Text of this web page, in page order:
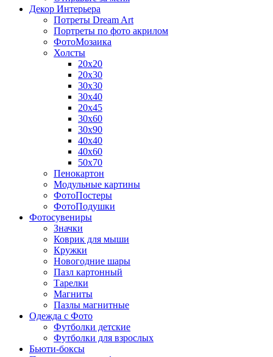
Декор Интерьера
Потреты Dream Art
Портреты по фото акрилом
ФотоМозаика
Холсты
20х20
20х30
30х30
30х40
20х45
30х60
30х90
40х40
40х60
50х70
Пенокартон
Модульные картины
ФотоПостеры
ФотоПодушки
Фотоcувениры
Значки
Коврик для мыши
Кружки
Новогодние шары
Пазл картонный
Тарелки
Магниты
Пазлы магнитные
Одежда с Фото
Футболки детские
Футболки для взрослых
Бьюти-боксы